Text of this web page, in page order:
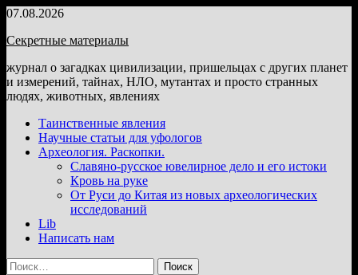
Перейти
содержимому
07.08.2026
Секретные материалы
журнал о загадках цивилизации, пришельцах с других планет
и измерений, тайнах, НЛО, мутантах и просто странных
людях, животных, явлениях
Таинственные явления
Научные статьи для уфологов
Археология. Раскопки.
Славяно-русское ювелирное дело и его истоки
Кровь на руке
От Руси до Китая из новых археологических
исследований
Lib
Написать нам
Найти: